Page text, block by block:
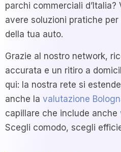
parchi commerciali
avere soluzioni pratiche
della tua auto.
Grazie al nostro network,
accurata e un ritiro a
qui: la nostra rete si
anche la valutazione
capillare che include anche
Scegli comodo, scegli